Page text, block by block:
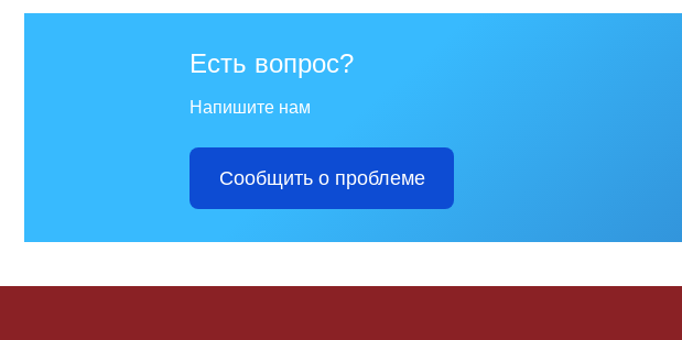
Избирательная комиссия
Общественная палата
Есть вопрос?
Напишите нам
Сообщить о проблеме